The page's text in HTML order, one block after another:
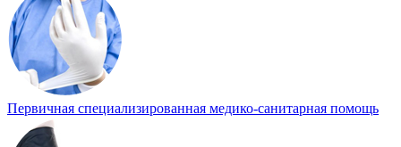
Первичная специализированная медико-санитарная помощь